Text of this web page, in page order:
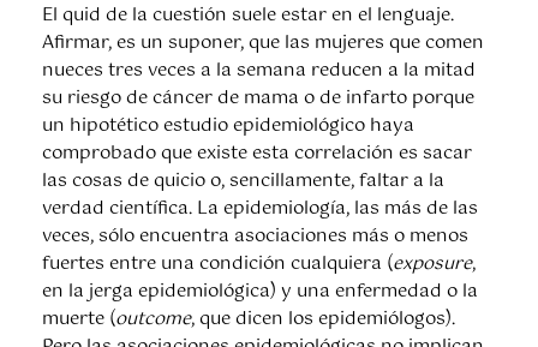
El quid de la cuestión suele estar en el lenguaje.
Afirmar, es un suponer, que las mujeres que comen
nueces tres veces a la semana reducen a la mitad
su riesgo de cáncer de mama o de infarto porque
un hipotético estudio epidemiológico haya
comprobado que existe esta correlación es sacar
las cosas de quicio o, sencillamente, faltar a la
verdad científica. La epidemiología, las más de las
veces, sólo encuentra asociaciones más o menos
fuertes entre una condición cualquiera (exposure,
en la jerga epidemiológica) y una enfermedad o la
muerte (outcome, que dicen los epidemiólogos).